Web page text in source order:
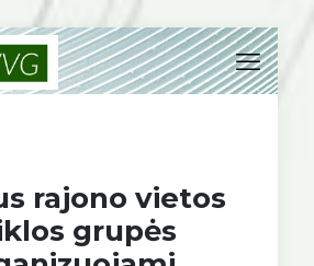
rajono vietos
grupės